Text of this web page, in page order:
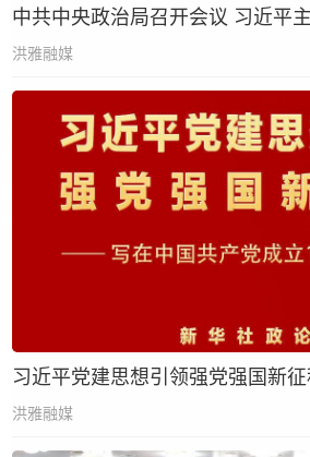
中共中央政治局召开会议 习近平
洪雅融媒
习近平党建思想引领强党强国新征
洪雅融媒